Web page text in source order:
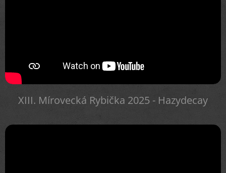
XIII. Mírovecká Rybička 2025 - Hazydecay